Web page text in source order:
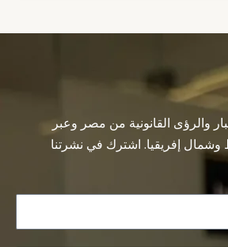
والرؤى القانونية من مصر وعبر
إفريقيا. اشترك في نشرتنا